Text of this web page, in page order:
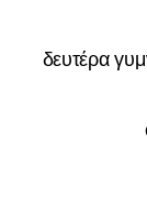
δευτέρα